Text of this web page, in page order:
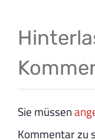
Sie müssen
Kommentar zu